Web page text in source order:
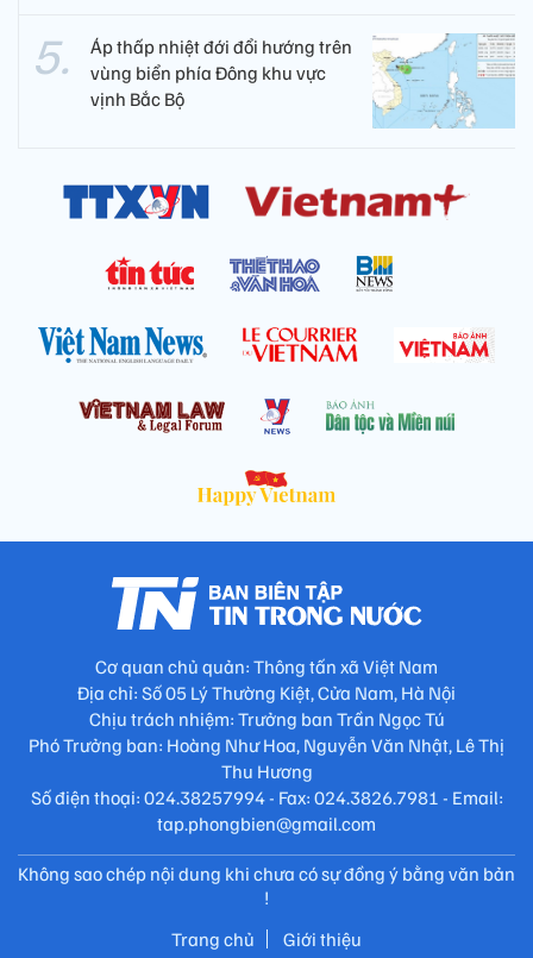
Áp thấp nhiệt đới đổi hướng trên
vùng biển phía Đông khu vực
vịnh Bắc Bộ
Cơ quan chủ quản: Thông tấn xã Việt Nam
Địa chỉ: Số 05 Lý Thường Kiệt, Cửa Nam, Hà Nội
Chịu trách nhiệm: Trưởng ban Trần Ngọc Tú
Phó Trưởng ban: Hoàng Như Hoa, Nguyễn Văn Nhật, Lê Thị
Thu Hương
Số điện thoại: 024.38257994 - Fax: 024.3826.7981 - Email:
tap.phongbien@gmail.com
Không sao chép nội dung khi chưa có sự đồng ý bằng văn bản
!
Trang chủ
Giới thiệu